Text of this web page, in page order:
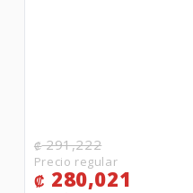
₡291,222
₡ 280,021